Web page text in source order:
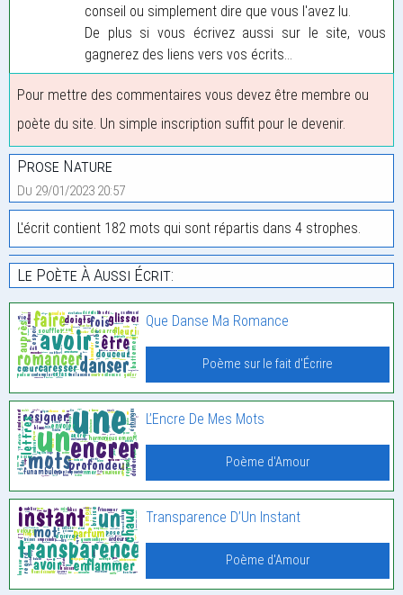
conseil ou simplement dire que vous l'avez lu.
De plus si vous écrivez aussi sur le site, vous
gagnerez des liens vers vos écrits...
Pour mettre des commentaires vous devez être membre ou
poète du site. Un simple inscription suffit pour le devenir.
Prose Nature
Du 29/01/2023 20:57
L'écrit contient 182 mots qui sont répartis dans 4 strophes.
Le Poète À Aussi Écrit:
Que Danse Ma Romance
Poème sur le fait d'Écrire
L’Encre De Mes Mots
Poème d'Amour
Transparence D’Un Instant
Poème d'Amour